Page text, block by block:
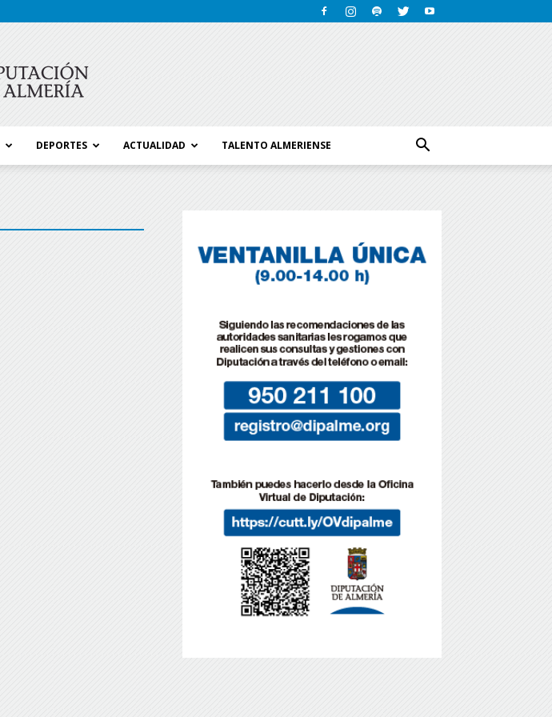
DEPORTES ACTUALIDAD TALENTO ALMERIENSE